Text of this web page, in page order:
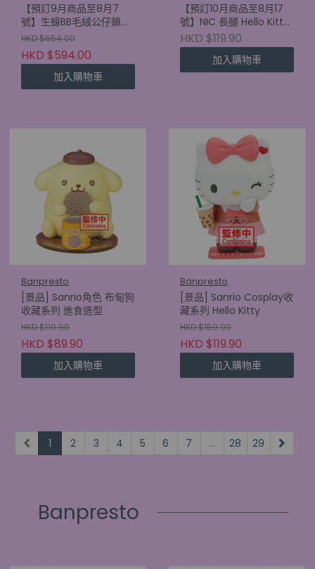
【預訂9月商品至8月7
號】生蠔BB毛絨公仔鎖匙
扣 古埃及盲盒 (原盒6款)
HKD $654.00
HKD $594.00
加入購物車
【預訂10月商品至8月17
號】NIC 長腿 Hello Kitty
盲盒 mini 版 (單盒)
HKD $119.90
加入購物車
Banpresto
[景品] Sanrio角色 布甸狗
收藏系列 進食造型
HKD $119.90
HKD $89.90
加入購物車
Banpresto
[景品] Sanrio Cosplay收
藏系列 Hello Kitty
HKD $159.90
HKD $119.90
加入購物車
1 2 3 4 5 6 7 ... 28 29
Banpresto